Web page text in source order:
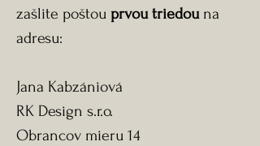
zašlite poštou prvou triedouna
adresu:
Jana Kabzániová
RK Design s.r.o.
Obrancov mieru 14